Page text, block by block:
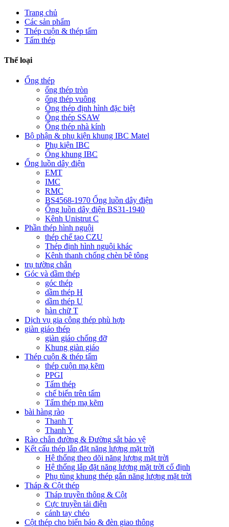
Trang chủ
Các sản phẩm
Thép cuộn & thép tấm
Tấm thép
Thể loại
Ống thép
ống thép tròn
ống thép vuông
Ống thép định hình đặc biệt
Ống thép SSAW
Ống thép nhà kính
Bộ phận & phụ kiện khung IBC Matel
Phụ kiện IBC
Ống khung IBC
Ống luồn dây điện
EMT
IMC
RMC
BS4568-1970 Ống luồn dây điện
Ống luồn dây điện BS31-1940
Kênh Unistrut C
Phần thép hình nguội
thép chế tạo CZU
Thép định hình nguội khác
Kênh thanh chống chèn bê tông
trụ tường chắn
Góc và dầm thép
góc thép
dầm thép H
dầm thép U
hàn chữ T
Dịch vụ gia công thép phù hợp
giàn giáo thép
giàn giáo chống đỡ
Khung giàn giáo
Thép cuộn & thép tấm
thép cuộn mạ kẽm
PPGI
Tấm thép
chế biến trên tấm
Tấm thép mạ kẽm
bài hàng rào
Thanh T
Thanh Y
Rào chắn đường & Đường sắt bảo vệ
Kết cấu thép lắp đặt năng lượng mặt trời
Hệ thống theo dõi năng lượng mặt trời
Hệ thống lắp đặt năng lượng mặt trời cố định
Phụ tùng khung thép gắn năng lượng mặt trời
Tháp & Cột thép
Tháp truyền thông & Cột
Cực truyền tải điện
cánh tay chéo
Cột thép cho biển báo & đèn giao thông